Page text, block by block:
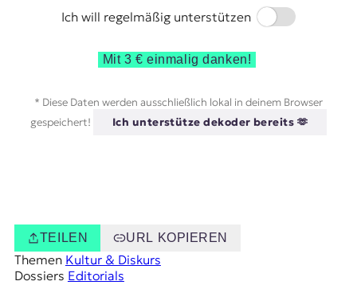
Ich will regelmäßig unterstützen
Switch
Mit 3 € einmalig danken!
* Diese Daten werden ausschließlich lokal in deinem Browser
gespeichert!
Ich unterstütze dekoder bereits 🫶
TEILEN URL KOPIEREN
Themen Kultur & Diskurs
Dossiers Editorials